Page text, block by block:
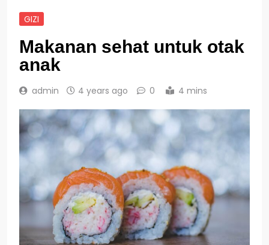
GIZI
Makanan sehat untuk otak
anak
admin 4 years ago 0 4 mins